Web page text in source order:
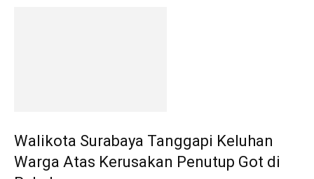
Walikota Surabaya Tanggapi Keluhan
Warga Atas Kerusakan Penutup Got di